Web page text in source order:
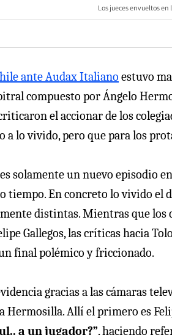
Los jueces envueltos
ante Audax Italiano estuvo
compuesto por Ángelo
el accionar de los
lo vivido, pero que para los
solamente un nuevo episodio
En concreto lo vivido el
distintas. Mientras que
Gallegos, las críticas hacia
final polémico y friccionado.
gracias a las cámaras
Hermosilla. Allí el primero es
a un jugador?”, haciendo